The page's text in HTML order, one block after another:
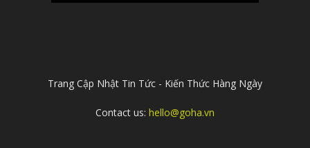
Trang Cập Nhật Tin Tức - Kiến Thức Hàng Ngày
Contact us: hello@goha.vn